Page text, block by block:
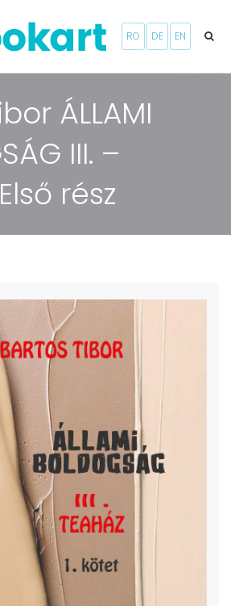
RO DE EN
ÁLLAMI
III. –
rész